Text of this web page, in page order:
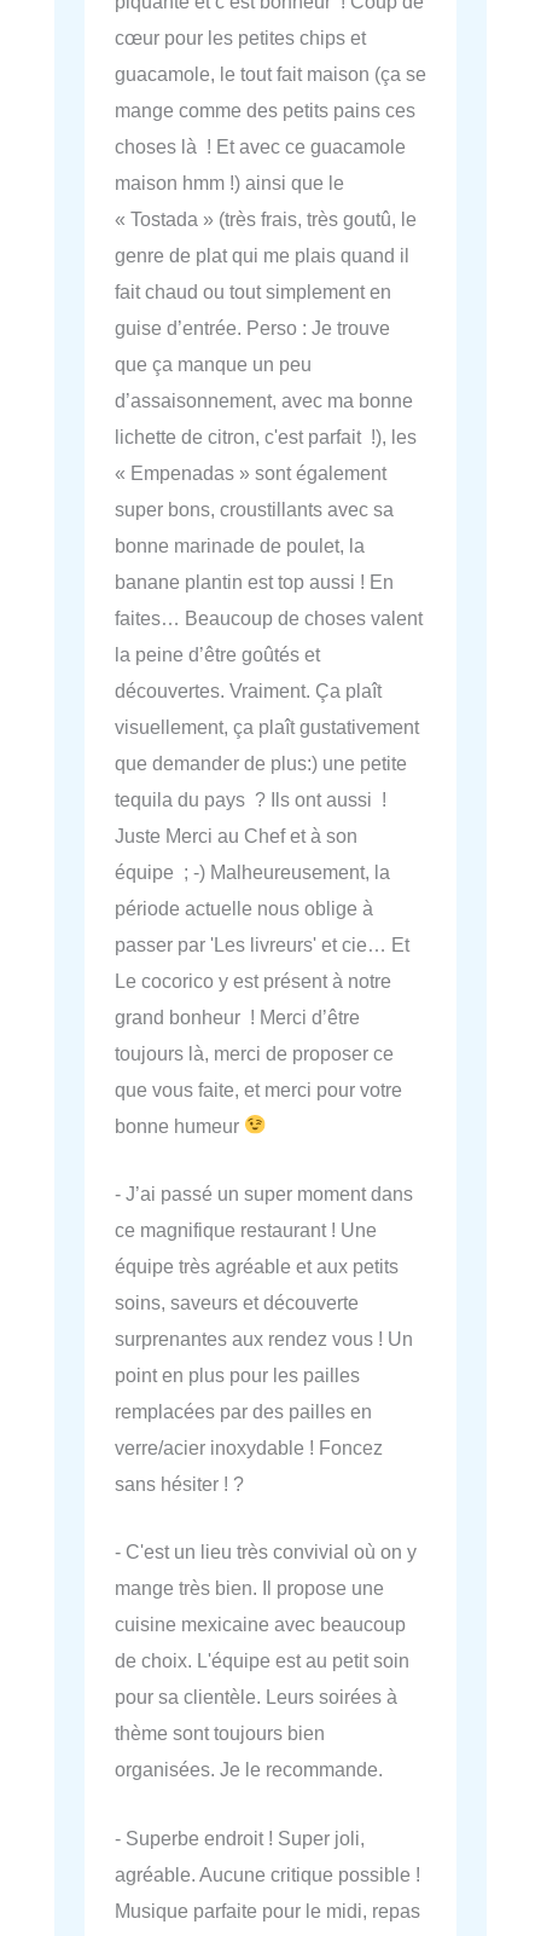
cœur pour les petites chips et
guacamole, le tout fait maison (ça se
mange comme des petits pains ces
choses là ! Et avec ce guacamole
maison hmm !) ainsi que le
« Tostada » (très frais, très goutû, le
genre de plat qui me plais quand il
fait chaud ou tout simplement en
guise d’entrée. Perso : Je trouve
que ça manque un peu
d’assaisonnement, avec ma bonne
lichette de citron, c'est parfait !), les
« Empenadas » sont également
super bons, croustillants avec sa
bonne marinade de poulet, la
banane plantin est top aussi ! En
faites… Beaucoup de choses valent
la peine d’être goûtés et
découvertes. Vraiment. Ça plaît
visuellement, ça plaît gustativement
que demander de plus:) une petite
tequila du pays ? Ils ont aussi !
Juste Merci au Chef et à son
équipe ; -) Malheureusement, la
période actuelle nous oblige à
passer par 'Les livreurs' et cie… Et
Le cocorico y est présent à notre
grand bonheur ! Merci d’être
toujours là, merci de proposer ce
que vous faite, et merci pour votre
bonne humeur
- J’ai passé un super moment dans
ce magnifique restaurant ! Une
équipe très agréable et aux petits
soins, saveurs et découverte
surprenantes aux rendez vous ! Un
point en plus pour les pailles
remplacées par des pailles en
verre/acier inoxydable ! Foncez
sans hésiter ! ?
- C'est un lieu très convivial où on y
mange très bien. Il propose une
cuisine mexicaine avec beaucoup
de choix. L'équipe est au petit soin
pour sa clientèle. Leurs soirées à
thème sont toujours bien
organisées. Je le recommande.
- Superbe endroit ! Super joli,
agréable. Aucune critique possible !
Musique parfaite pour le midi, repas